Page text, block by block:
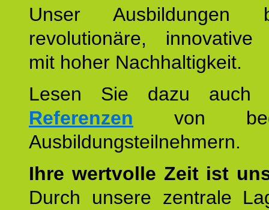
Unser Ausbildungen
revolutionäre, innovative
mit hoher Nachhaltigkeit.
Lesen Sie dazu
Referenzen von
Ausbildungsteilnehmern.
Ihre wertvolle Zeit ist
Durch unsere zentrale